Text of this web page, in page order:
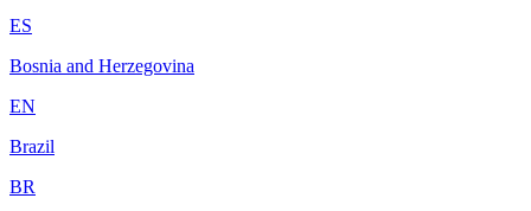
ES
Bosnia and Herzegovina
EN
Brazil
BR